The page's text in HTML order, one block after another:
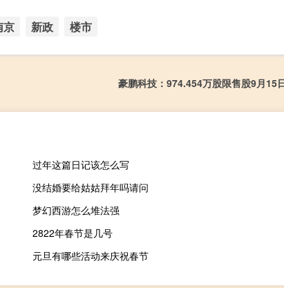
京 新政 楼市
豪鹏科技：974.454万股限售股9月15
过年这篇日记该怎么写
没结婚要给姑姑拜年吗请问
梦幻西游怎么堆法强
2822年春节是几号
元旦有哪些活动来庆祝春节